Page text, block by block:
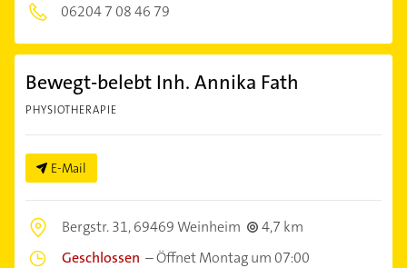
06204 7 08 46 79
Bewegt-belebt Inh. Annika Fath
PHYSIOTHERAPIE
E-Mail
Bergstr. 31,69469 Weinheim
4,7 km
Geschlossen –Öffnet Montag um 07:00